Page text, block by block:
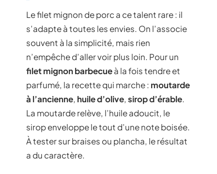
Le filet mignon de porc a ce talent rare : il
s’adapte à toutes les envies. On l’associe
souvent à la simplicité, mais rien
n’empêche d’aller voir plus loin. Pour un
filet mignon barbecueà la fois tendre et
parfumé, la recette qui marche : moutarde
à l’ancienne, huile d’olive, sirop d’érable.
La moutarde relève, l’huile adoucit, le
sirop enveloppe le tout d’une note boisée.
À tester sur braises ou plancha, le résultat
a du caractère.